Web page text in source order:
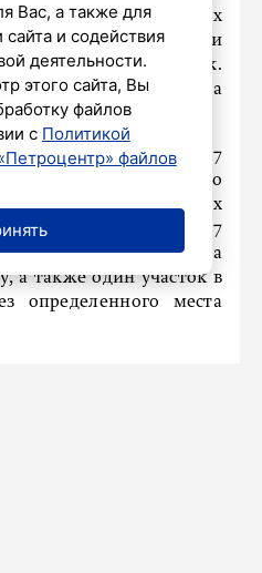
что для них
с семьей и
избирательный участок.
– рассказала
пройдут с 15 по 17
проголосовать можно
избирательных
откроют 47
в медучреждениях, на
а также один участок в
определенного места
Вас, а также для
сайта и содействия
деятельности.
этого сайта, Вы
файлов
с Политикой
файлов